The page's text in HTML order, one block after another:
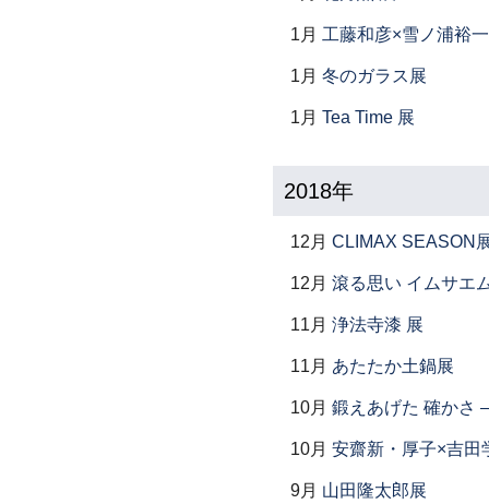
1月 工藤和彦×雪ノ浦裕
1月 冬のガラス展
1月 Tea Time 展
2018年
12月 CLIMAX SEASON
12月 滾る思い イムサエ
11月 浄法寺漆 展
11月 あたたか土鍋展
10月 鍛えあげた 確かさ
10月 安齋新・厚子×吉田
9月 山田隆太郎展